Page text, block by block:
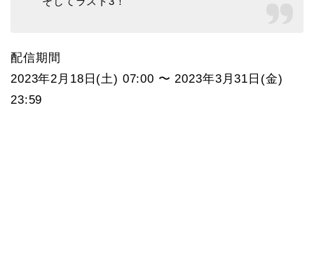
配信期間
2023年2月18日(土) 07:00 〜 2023年3月31日(金)
23:59